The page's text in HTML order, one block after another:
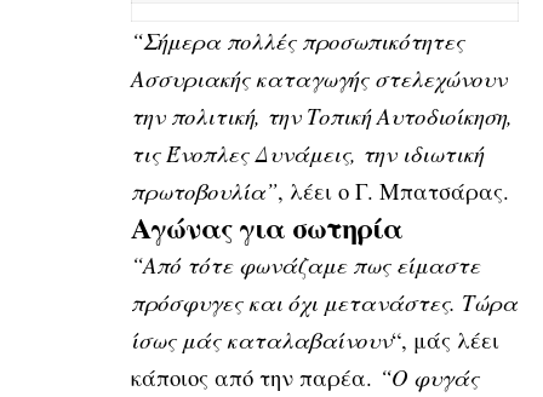
“Σήμερα πολλές προσωπικότητες
Ασσυριακής καταγωγής στελεχώνουν
την πολιτική, την Τοπική Αυτοδιοίκηση,
τις Ένοπλες Δυνάμεις, την ιδιωτική
πρωτοβουλία”, λέει ο Γ. Μπατσάρας.
Αγώνας για σωτηρία
“Από τότε φωνάζαμε πως είμαστε
πρόσφυγες και όχι μετανάστες. Τώρα
ίσως μάς καταλαβαίνουν“, μάς λέει
κάποιος από την παρέα. “Ο φυγάς